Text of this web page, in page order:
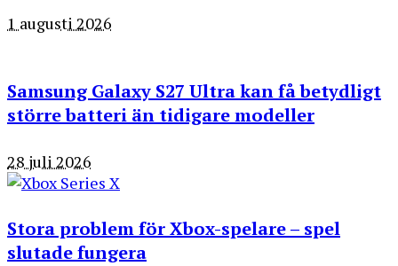
1 augusti 2026
Samsung Galaxy S27 Ultra kan få betydligt
större batteri än tidigare modeller
28 juli 2026
Stora problem för Xbox-spelare – spel
slutade fungera